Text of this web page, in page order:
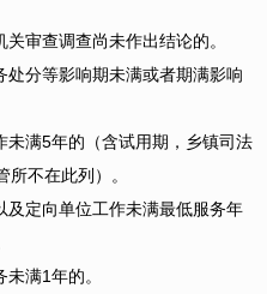
审查调查尚未作出结论的。
分等影响期未满或者期满影响
满5年的（含试用期，乡镇司法
不在此列）。
定向单位工作未满最低服务年
满1年的。